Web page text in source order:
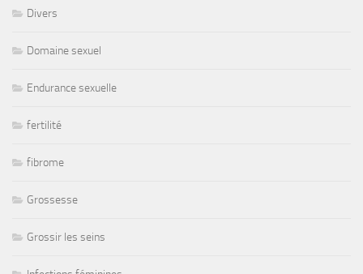
Divers
Domaine sexuel
Endurance sexuelle
fertilité
fibrome
Grossesse
Grossir les seins